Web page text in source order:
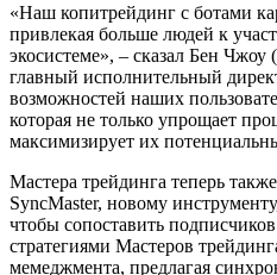
«Наш копитрейдинг с ботами
привлекая больше людей к
экосистеме», – сказал Бен Чжоу
главный исполнительный
возможностей наших
которая не только упрощает
максимизирует их
Мастера трейдинга теперь
SyncMaster, новому
чтобы сопоставить
стратегиями Мастеров
мемеджмента, предлагая